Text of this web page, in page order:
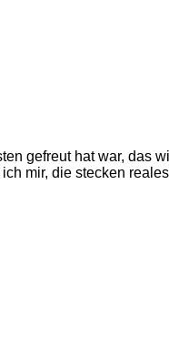
gefreut hat war, das
mir, die stecken